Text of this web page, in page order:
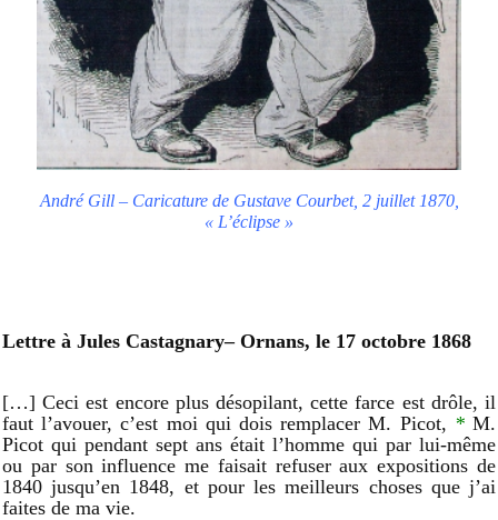
André Gill – Caricature de Gustave Courbet, 2 juillet 1870,
« L’éclipse »
Lettre à Jules Castagnary– Ornans, le 17 octobre 1868
[…] Ceci est encore plus désopilant, cette farce est drôle, il
faut l’avouer, c’est moi qui dois remplacer M. Picot, *M.
Picot qui pendant sept ans était l’homme qui par lui-même
ou par son influence me faisait refuser aux expositions de
1840 jusqu’en 1848, et pour les meilleurs choses que j’ai
faites de ma vie.